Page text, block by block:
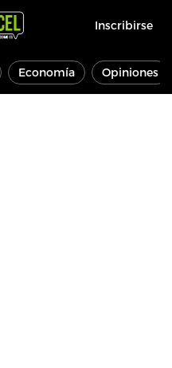
Inscribirse
Economía Opiniones